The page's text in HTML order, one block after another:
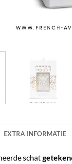
EXTRA INFORMATIE
schat